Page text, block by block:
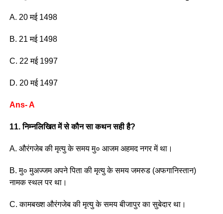
A. 20 मई 1498
B. 21 मई 1498
C. 22 मई 1997
D. 20 मई 1497
Ans- A
11. निम्नलिखित में से कौन सा कथन सही है?
A. औरंगजेब की मृत्यु के समय मु० आजम अहमद नगर में था।
B. मु० मुअज्जम अपने पिता की मृत्यु के समय जमरुड (अफगानिस्तान)
नामक स्थल पर था।
C. कामबख्श औरंगजेब की मृत्यु के समय बीजापुर का सुबेदार था।